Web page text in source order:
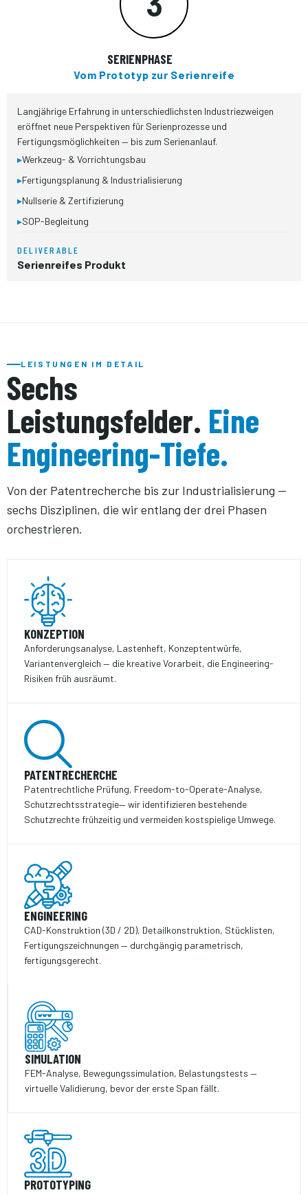
SERIENPHASE
Vom Prototyp zur Serienreife
Langjährige Erfahrung in unterschiedlichsten Industriezweigen
eröffnet neue Perspektiven für Serienprozesse und
Fertigungsmöglichkeiten — bis zum Serienanlauf.
▸Werkzeug- & Vorrichtungsbau
▸Fertigungsplanung & Industrialisierung
▸Nullserie & Zertifizierung
▸SOP-Begleitung
DELIVERABLE
Serienreifes Produkt
LEISTUNGEN IM DETAIL
Sechs
Leistungsfelder. Eine
Engineering-Tiefe.
Von der Patentrecherche bis zur Industrialisierung —
sechs Disziplinen, die wir entlang der drei Phasen
orchestrieren.
KONZEPTION
Anforderungsanalyse, Lastenheft, Konzeptentwürfe,
Variantenvergleich — die kreative Vorarbeit, die Engineering-
Risiken früh ausräumt.
PATENTRECHERCHE
Patentrechtliche Prüfung, Freedom-to-Operate-Analyse,
Schutzrechts­strategie— wir identifizieren bestehende
Schutzrechte frühzeitig und vermeiden kostspielige Umwege.
ENGINEERING
CAD-Konstruktion (3D / 2D), Detail­konstruktion, Stücklisten,
Fertigungs­zeichnungen — durchgängig parametrisch,
fertigungsgerecht.
SIMULATION
FEM-Analyse, Bewegungssimulation, Belastungs­tests —
virtuelle Validierung, bevor der erste Span fällt.
PROTOTYPING